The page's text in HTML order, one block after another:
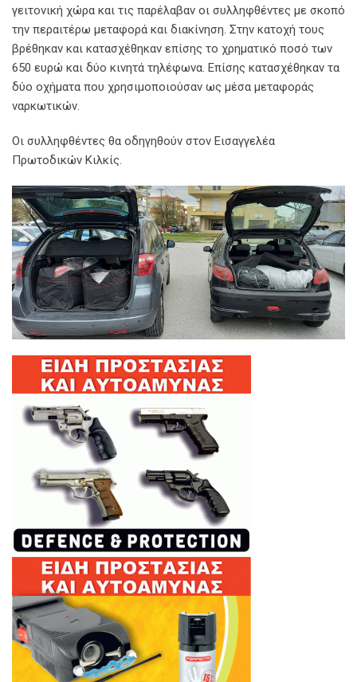
γειτονική χώρα και τις παρέλαβαν οι συλληφθέντες με σκοπό
την περαιτέρω μεταφορά και διακίνηση. Στην κατοχή τους
βρέθηκαν και κατασχέθηκαν επίσης το χρηματικό ποσό των
650 ευρώ και δύο κινητά τηλέφωνα. Επίσης κατασχέθηκαν τα
δύο οχήματα που χρησιμοποιούσαν ως μέσα μεταφοράς
ναρκωτικών.
Οι συλληφθέντες θα οδηγηθούν στον Εισαγγελέα
Πρωτοδικών Κιλκίς.